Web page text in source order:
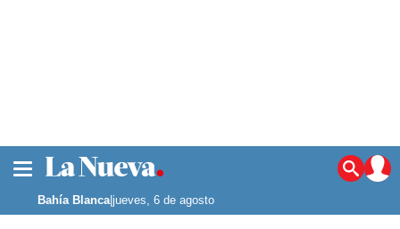
Noticias
La ciudad
Punta Alta
Bahía Blanca|jueves, 6 de agosto